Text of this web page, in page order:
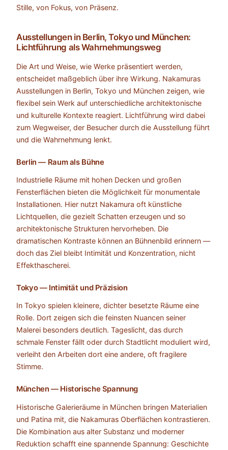
Stille, von Fokus, von Präsenz.
Ausstellungen in Berlin, Tokyo und München:
Lichtführung als Wahrnehmungsweg
Die Art und Weise, wie Werke präsentiert werden,
entscheidet maßgeblich über ihre Wirkung. Nakamuras
Ausstellungen in Berlin, Tokyo und München zeigen, wie
flexibel sein Werk auf unterschiedliche architektonische
und kulturelle Kontexte reagiert. Lichtführung wird dabei
zum Wegweiser, der Besucher durch die Ausstellung führt
und die Wahrnehmung lenkt.
Berlin — Raum als Bühne
Industrielle Räume mit hohen Decken und großen
Fensterflächen bieten die Möglichkeit für monumentale
Installationen. Hier nutzt Nakamura oft künstliche
Lichtquellen, die gezielt Schatten erzeugen und so
architektonische Strukturen hervorheben. Die
dramatischen Kontraste können an Bühnenbild erinnern —
doch das Ziel bleibt Intimität und Konzentration, nicht
Effekthascherei.
Tokyo — Intimität und Präzision
In Tokyo spielen kleinere, dichter besetzte Räume eine
Rolle. Dort zeigen sich die feinsten Nuancen seiner
Malerei besonders deutlich. Tageslicht, das durch
schmale Fenster fällt oder durch Stadtlicht moduliert wird,
verleiht den Arbeiten dort eine andere, oft fragilere
Stimme.
München — Historische Spannung
Historische Galerieräume in München bringen Materialien
und Patina mit, die Nakamuras Oberflächen kontrastieren.
Die Kombination aus alter Substanz und moderner
Reduktion schafft eine spannende Spannung: Geschichte